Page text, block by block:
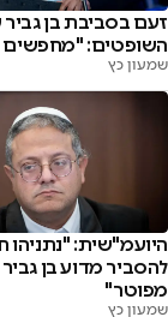
זעם בסביבת בן גביר
השופטים:
שמעון כץ
היועמ"שית: "נתניהו
להסביר מדוע בן
מפוטר"
שמעון כץ